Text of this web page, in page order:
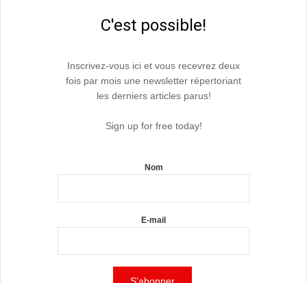
C'est possible!
Inscrivez-vous ici et vous recevrez deux
fois par mois une newsletter répertoriant
les derniers articles parus!
Sign up for free today!
Nom
E-mail